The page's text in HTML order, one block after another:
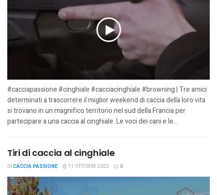
#cacciapassione #cinghiale #cacciacinghiale #browning | Tre amici
determinati a trascorrere il miglior weekend di caccia della loro vita
si trovano in un magnifico territorio nel sud della Francia per
partecipare a una caccia al cinghiale. Le voci dei cani e le...
Tiri di caccia al cinghiale
DI CACCIA PASSIONE 11 OTTOBRE 2022 0